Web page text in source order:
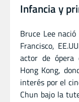
Infancia y
Bruce Lee
Francisco,
actor de ópera
Hong Kong,
interés por el
Chun bajo la